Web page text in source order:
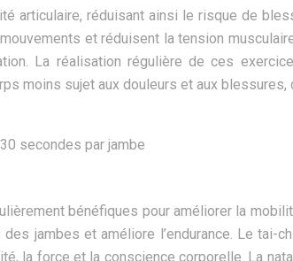
réduisant ainsi le risque de
et réduisent la tension
La réalisation régulière de ces
moins sujet aux douleurs et aux
secondes par jambe
bénéfiques pour améliorer la
jambes et améliore l’endurance. Le tai-
la force et la conscience corporelle. La